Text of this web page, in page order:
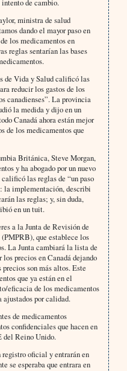
de cambio.
ministra de salud
dando el mayor paso en
los medicamentos en
reglas sentarían las bases
de Vida y Salud calificó las
reducir los gastos de los
canadienses”. La provincia
la medida y dijo en un
Canadá ahora están mejor
de los medicamentos que
Británica, Steve Morgan,
y ha abogado por un nuevo
las reglas de “un paso
la implementación, describi
las reglas; y, sin duda,
en un tuit.
a la Junta de Revisión de
que establece los
La Junta cambiará la lista de
precios en Canadá dejando
son más altos. Este
que ya están en el
eficacia de los medicamentos
ajustados por calidad.
de medicamentos
confidenciales que hacen en
del Reino Unido.
registro oficial y entrarán en
se esperaba que entrara en